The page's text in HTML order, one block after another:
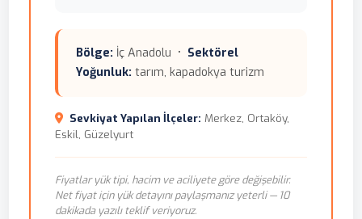
Bölge: İç Anadolu • Sektörel
Yoğunluk: tarım, kapadokya turizm
Sevkiyat Yapılan İlçeler: Merkez, Ortaköy,
Eskil, Güzelyurt
Fiyatlar yük tipi, hacim ve aciliyete göre değişebilir.
Net fiyat için yük detayını paylaşmanız yeterli — 10
dakikada yazılı teklif veriyoruz.